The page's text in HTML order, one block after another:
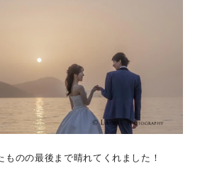
ものの最後まで晴れてくれました！